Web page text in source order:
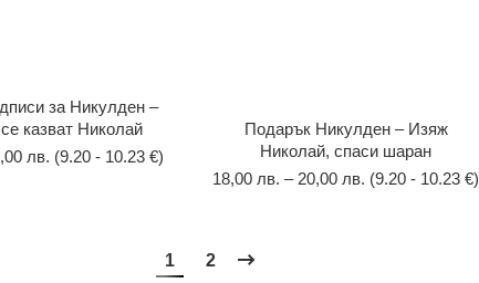
за Никулден –
казват Николай
лв. (9.20 - 10.23 €)
Подарък Никулден – Изяж
Николай, спаси шаран
18,00 лв. – 20,00 лв. (9.20 - 10.23 €)
1 2